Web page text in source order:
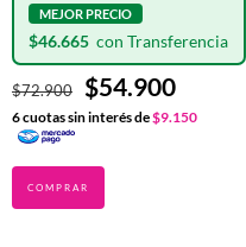
$72.900 $54.900
$46.665
6cuotas sin interés de$9.150